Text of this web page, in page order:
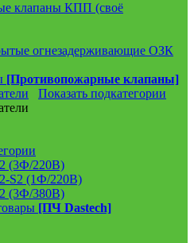
клапаны КПП (своё
огнезадерживающие ОЗК
[Противопожарные клапаны]
Показать подкатегории
(3Ф/220В)
S2 (1Ф/220В)
(3Ф/380В)
[ПЧ Dastech]